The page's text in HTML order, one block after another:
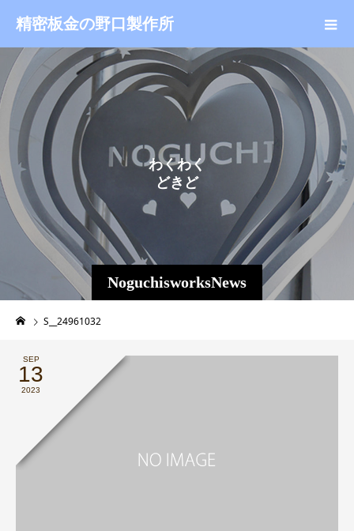
精密板金の野口製作所
NoguchisworksNews
わくわく
どきどき
S__24961032
SEP
13
2023